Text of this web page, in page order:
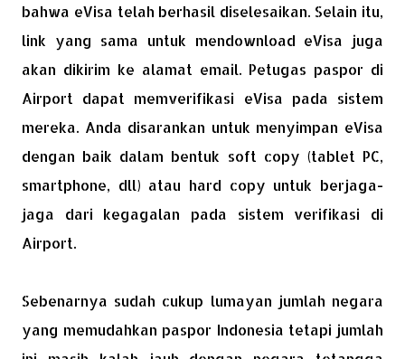
bahwa eVisa telah berhasil diselesaikan. Selain itu,
link yang sama untuk mendownload eVisa juga
akan dikirim ke alamat email. Petugas paspor di
Airport dapat memverifikasi eVisa pada sistem
mereka. Anda disarankan untuk menyimpan eVisa
dengan baik dalam bentuk soft copy (tablet PC,
smartphone, dll) atau hard copy untuk berjaga-
jaga dari kegagalan pada sistem verifikasi di
Airport.
Sebenarnya sudah cukup lumayan jumlah negara
yang memudahkan paspor Indonesia tetapi jumlah